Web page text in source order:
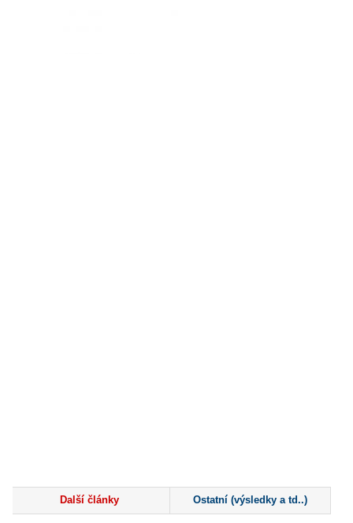
Další články Ostatní (výsledky a td..)